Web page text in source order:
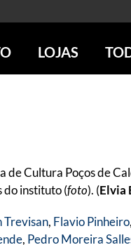
LOJAS
Cultura Poços de
do instituto (foto). (Elvia
Trevisan, Flavio Pinheiro,
, Pedro Moreira